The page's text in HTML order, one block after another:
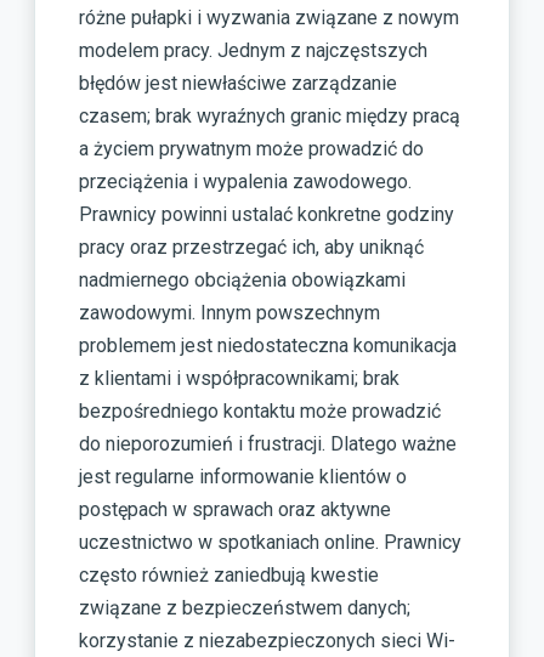
różne pułapki i wyzwania związane z nowym
modelem pracy. Jednym z najczęstszych
błędów jest niewłaściwe zarządzanie
czasem; brak wyraźnych granic między pracą
a życiem prywatnym może prowadzić do
przeciążenia i wypalenia zawodowego.
Prawnicy powinni ustalać konkretne godziny
pracy oraz przestrzegać ich, aby uniknąć
nadmiernego obciążenia obowiązkami
zawodowymi. Innym powszechnym
problemem jest niedostateczna komunikacja
z klientami i współpracownikami; brak
bezpośredniego kontaktu może prowadzić
do nieporozumień i frustracji. Dlatego ważne
jest regularne informowanie klientów o
postępach w sprawach oraz aktywne
uczestnictwo w spotkaniach online. Prawnicy
często również zaniedbują kwestie
związane z bezpieczeństwem danych;
korzystanie z niezabezpieczonych sieci Wi-